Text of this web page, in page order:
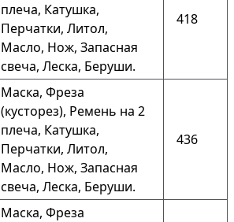
плеча, Катушка,
Перчатки, Литол,
Масло, Нож, Запасная
свеча, Леска, Беруши.
418
Маска, Фреза
(кусторез), Ремень на 2
плеча, Катушка,
Перчатки, Литол,
Масло, Нож, Запасная
свеча, Леска, Беруши.
436
Маска, Фреза